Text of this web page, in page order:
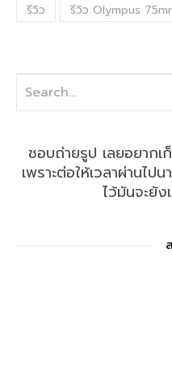
รีวิว
รีวิว Olympus
ชอบถ่ายรูป เลยอยากเ
เพราะต่อให้เวลาผ่านไป
ไว้มันจะยัง